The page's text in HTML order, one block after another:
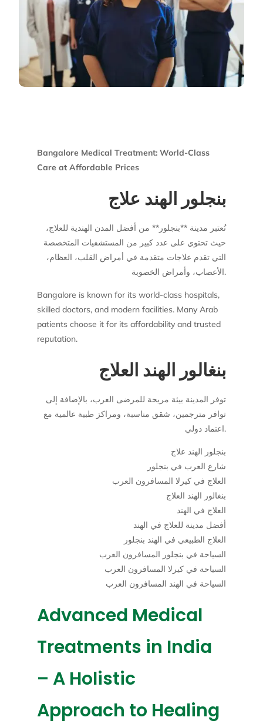
Bangalore Medical Treatment: World-Class
Care at Affordable Prices
بنجلور الهند علاج
تُعتبر مدينة **بنجلور** من أفضل المدن الهندية للعلاج،
حيث تحتوي على عدد كبير من المستشفيات المتخصصة
التي تقدم علاجات متقدمة في أمراض القلب، العظام،
الأعصاب، وأمراض الخصوبة.
Bangalore is known for its world-class hospitals,
skilled doctors, and modern facilities. Many Arab
patients choose it for its affordability and trusted
reputation.
بنغالور الهند العلاج
توفر المدينة بيئة مريحة للمرضى العرب، بالإضافة إلى
توافر مترجمين، شقق مناسبة، ومراكز طبية عالمية مع
اعتماد دولي.
بنجلور الهند علاج
شارع العرب في بنجلور
العلاج في كيرلا المسافرون العرب
بنغالور الهند العلاج
العلاج في الهند
أفضل مدينة للعلاج في الهند
العلاج الطبيعي في الهند بنجلور
السياحة في بنجلور المسافرون العرب
السياحة في كيرلا المسافرون العرب
السياحة في الهند المسافرون العرب
Advanced Medical
Treatments in India
– A Holistic
Approach to Healing